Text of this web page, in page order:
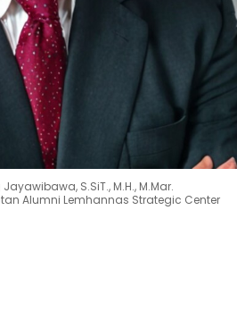
S.SiT., M.H., M.Mar.
Alumni Lemhannas Strategic Center